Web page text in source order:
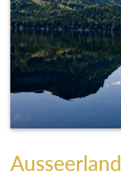
Ausseerland